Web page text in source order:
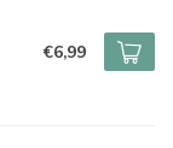
€6,99